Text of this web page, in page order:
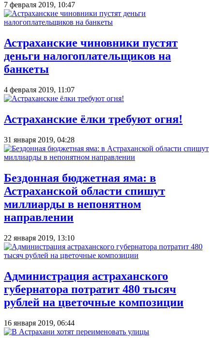
7 февраля 2019, 10:47
Астраханские чиновники пустят
деньги налогоплательщиков на
банкеты
4 февраля 2019, 11:07
Астраханские ёлки требуют огня!
31 января 2019, 04:28
Бездонная бюджетная яма: в
Астраханской области спишут
миллиарды в непонятном
направлении
22 января 2019, 13:10
Администрация астраханского
губернатора потратит 480 тысяч
рублей на цветочные композиции
16 января 2019, 06:44